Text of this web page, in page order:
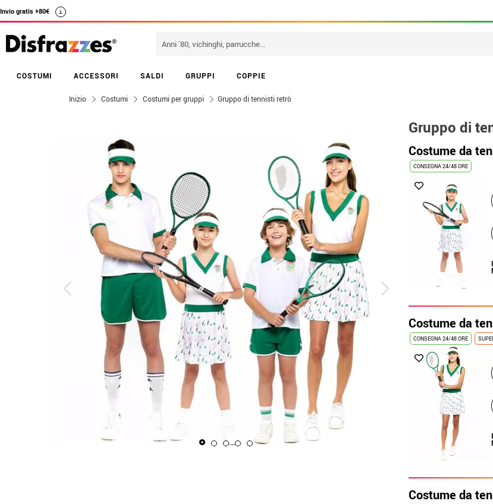
Invio gratis +80€ i
COSTUMI ACCESSORI SALDI GRUPPI COPPIE
Inizio Costumi Costumi per gruppi Gruppo di tennisti retrò
Gruppo di
Costume da
CONSEGNA 24/48 ORE
Costume da
CONSEGNA 24/48 ORE
Costume da